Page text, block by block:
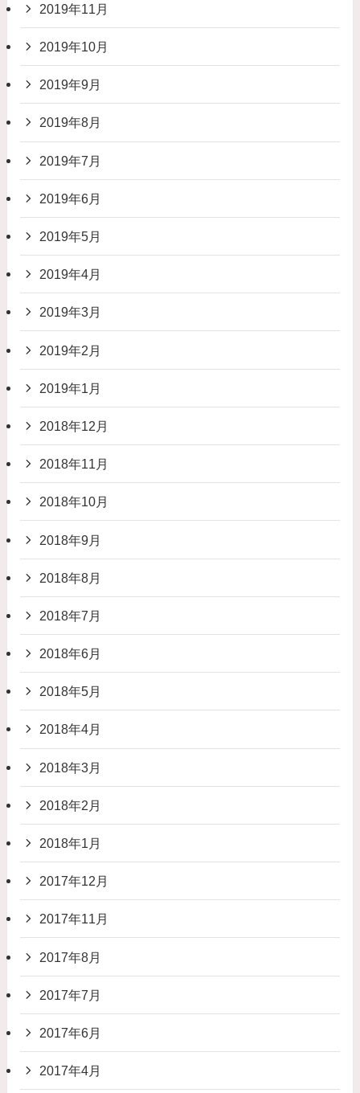
2019年11月
2019年10月
2019年9月
2019年8月
2019年7月
2019年6月
2019年5月
2019年4月
2019年3月
2019年2月
2019年1月
2018年12月
2018年11月
2018年10月
2018年9月
2018年8月
2018年7月
2018年6月
2018年5月
2018年4月
2018年3月
2018年2月
2018年1月
2017年12月
2017年11月
2017年8月
2017年7月
2017年6月
2017年4月